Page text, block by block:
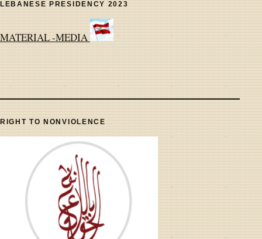
LEBANESE PRESIDENCY 2023
MATERIAL -MEDIA
RIGHT TO NONVIOLENCE